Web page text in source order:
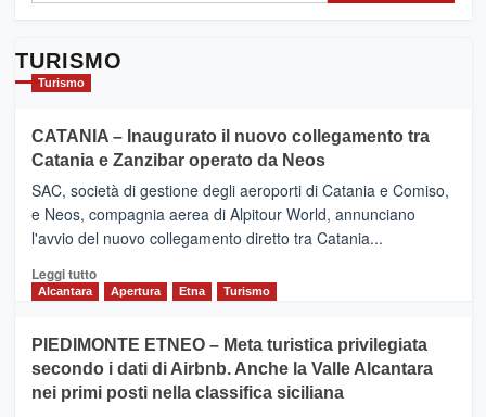
TURISMO
Turismo
CATANIA – Inaugurato il nuovo collegamento tra
Catania e Zanzibar operato da Neos
SAC, società di gestione degli aeroporti di Catania e Comiso,
e Neos, compagnia aerea di Alpitour World, annunciano
l'avvio del nuovo collegamento diretto tra Catania...
Leggi tuttoLeggi
CATANIA
–
Inaugurato
Alcantara Apertura Etna Turismo
PIEDIMONTE ETNEO – Meta turistica privilegiata
secondo i dati di Airbnb. Anche la Valle Alcantara
nei primi posti nella classifica siciliana